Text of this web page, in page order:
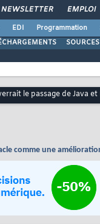
NEWSLETTER EMPLOI
EDI Programmation
SOURCES
le passage de Java
comme une